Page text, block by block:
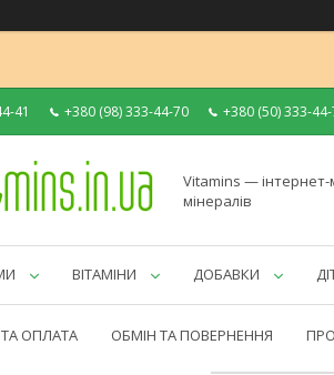
41 +380 (98) 333-44-70 +380 (50) 333-
Vitamins — інтернет-
мінералів
ВІТАМІНИ ДОБАВКИ
ОПЛАТА ОБМІН ТА ПОВЕРНЕННЯ